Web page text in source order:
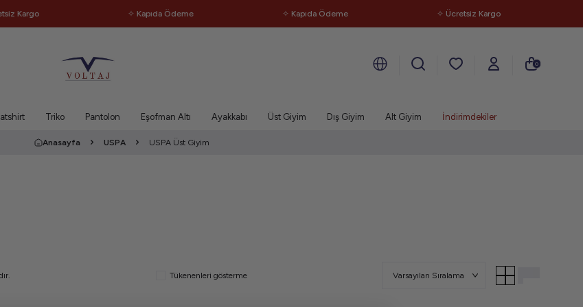
Kargo ✧ Kapıda Ödeme ✧ Kapıda Ödeme ✧ Ücretsiz Kargo
0
Triko Pantolon Eşofman Altı Ayakkabı Üst Giyim Dış Giyim Alt Giyim İndirimdekiler
Anasayfa USPA USPA Üst Giyim
Tükenenleri gösterme